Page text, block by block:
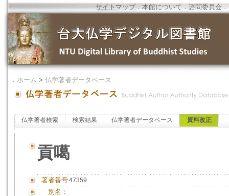
サイトマップ．本館について ．諮問委員会 ．
． ホーム > 仏学著者データベース
仏学著者検索 検索結果 仏学著者データベース 資料改正
貢噶
著者番号47359
別名：